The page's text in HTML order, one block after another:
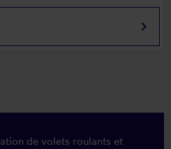
keyboard_arrow_right
de volets roulants et